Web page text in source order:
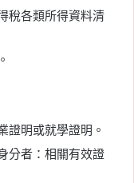
稅各類所得資料清
證明或就學證明。
分者：相關有效證